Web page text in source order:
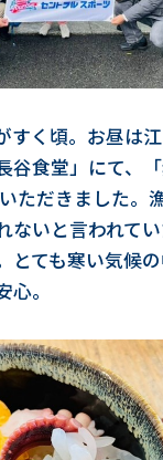
すく頃。お昼は
谷食堂」にて、
ただきました。
ないと言われて
とても寒い気候
。